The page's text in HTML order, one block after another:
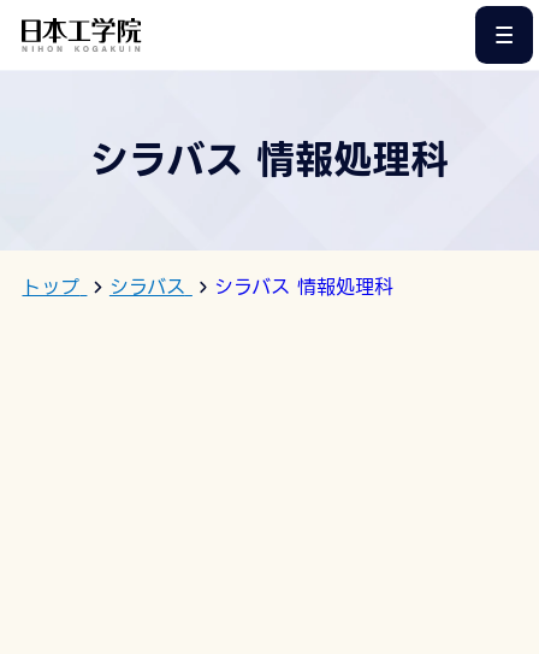
シラバス 情報処理科
トップ シラバス シラバス 情報処理科